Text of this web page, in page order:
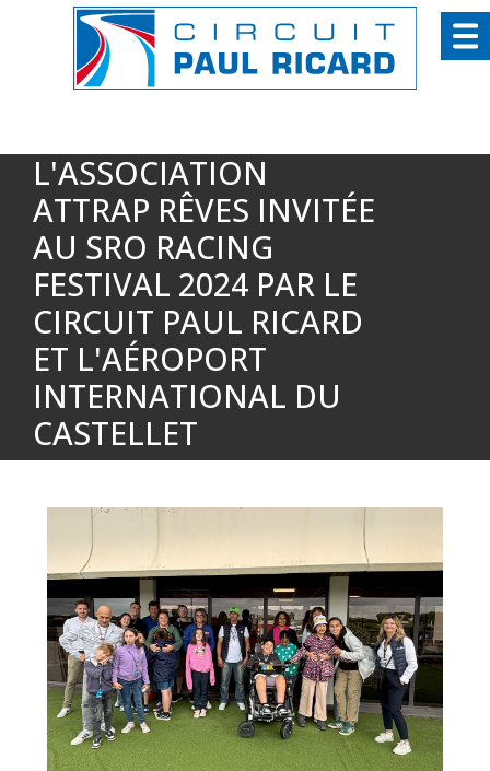
L'ASSOCIATION
ATTRAP RÊVES INVITÉE
AU SRO RACING
FESTIVAL 2024 PAR LE
CIRCUIT PAUL RICARD
ET L'AÉROPORT
INTERNATIONAL DU
CASTELLET
Panneau de gestion des cookies